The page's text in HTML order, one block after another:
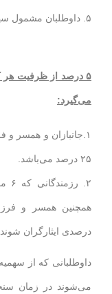
۵. داوطلبان مشمول سهمیه ۵ درصدی ایثارگران
۵ درصد از ظرفیت هر
می‌گیرد:
۱.جانبازان و همسر و
۲۵ درصد می‌باشد.
درصدی ایثارگران
می‌شوند در زمان